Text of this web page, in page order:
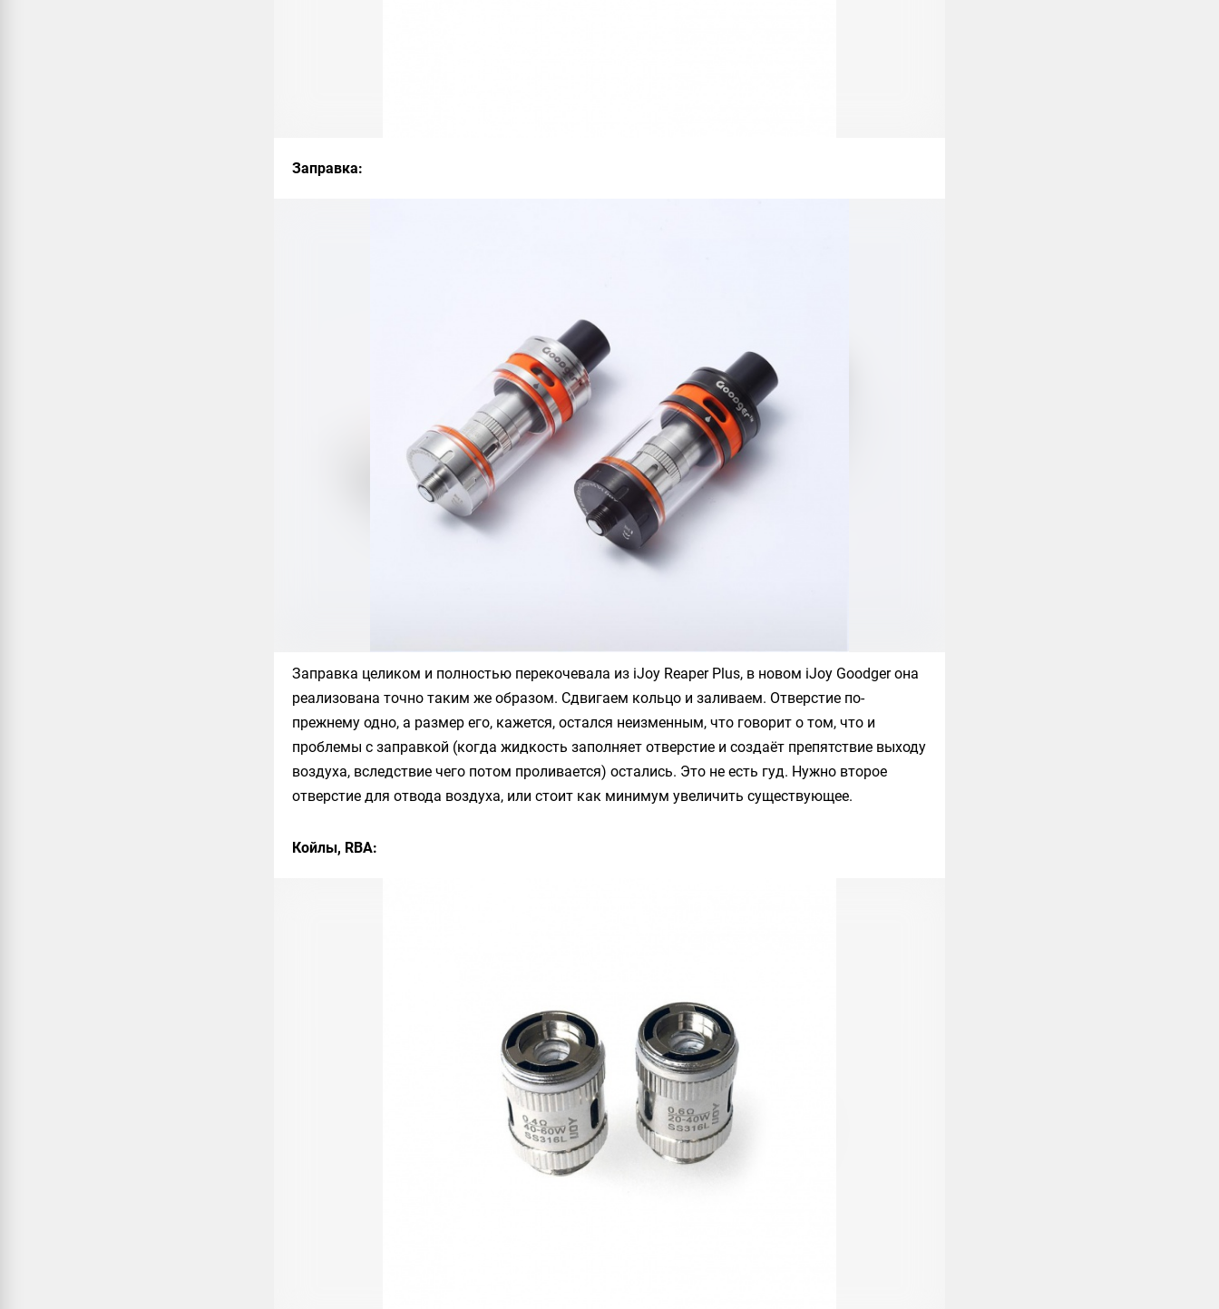
Заправка:
Заправка целиком и полностью перекочевала из iJoy Reaper Plus, в новом iJoy Goodgerона
реализована точно таким же образом. Сдвигаем кольцо и заливаем. Отверстие по-
прежнему одно, а размер его, кажется, остался неизменным, что говорит о том, что и
проблемы с заправкой (когда жидкость заполняет отверстие и создаёт препятствие выходу
воздуха, вследствие чего потом проливается) остались. Это не есть гуд. Нужно второе
отверстие для отвода воздуха, или стоит как минимум увеличить существующее.
Койлы, RBA: